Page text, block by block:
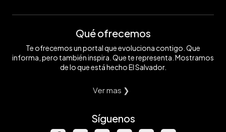
Qué ofrecemos
Te ofrecemos un portal que evoluciona contigo. Que
informa, pero también inspira. Que te representa. Mostramos
de lo que está hecho El Salvador.
Ver mas ❯
Síguenos